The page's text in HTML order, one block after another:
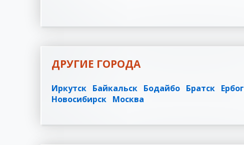
ДРУГИЕ ГОРОДА
Иркутск Байкальск Бодайбо Братск
Новосибирск Москва